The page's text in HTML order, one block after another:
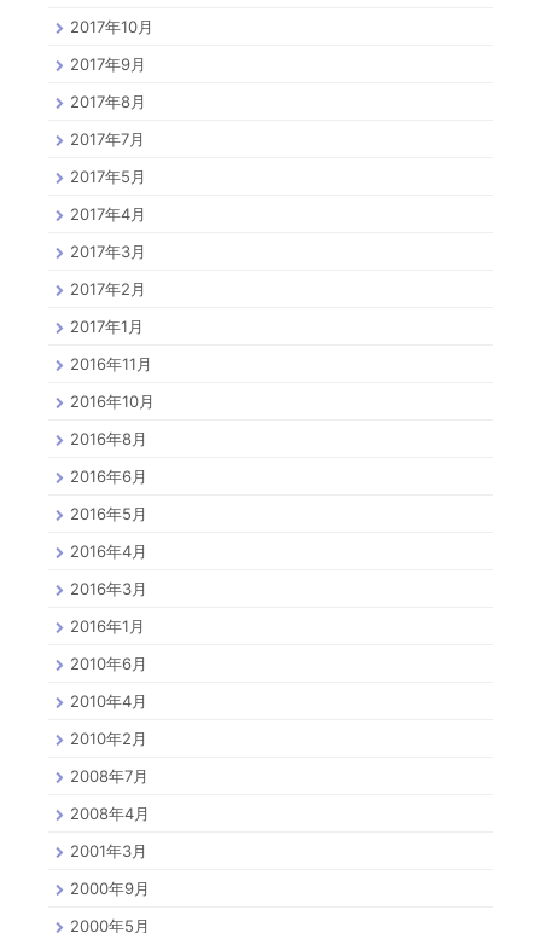
2017年10月
2017年9月
2017年8月
2017年7月
2017年5月
2017年4月
2017年3月
2017年2月
2017年1月
2016年11月
2016年10月
2016年8月
2016年6月
2016年5月
2016年4月
2016年3月
2016年1月
2010年6月
2010年4月
2010年2月
2008年7月
2008年4月
2001年3月
2000年9月
2000年5月